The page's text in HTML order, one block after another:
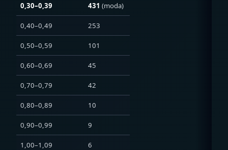
0,30–0,39 431 (moda)
0,40–0,49 253
0,50–0,59 101
0,60–0,69 45
0,70–0,79 42
0,80–0,89 10
0,90–0,99 9
1,00–1,09 6